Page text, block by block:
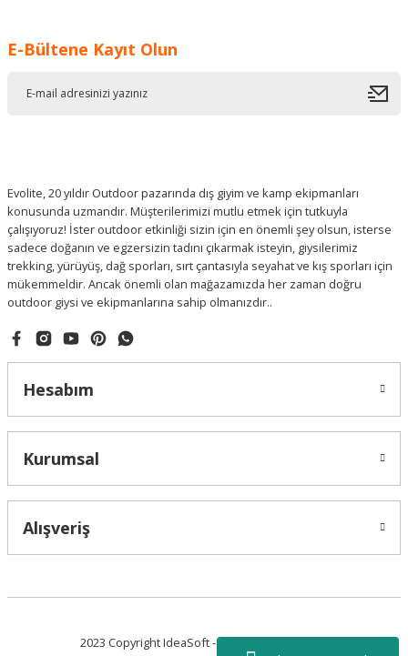
E-Bültene Kayıt Olun
Evolite, 20 yıldır Outdoor pazarında dış giyim ve kamp ekipmanları
konusunda uzmandır. Müşterilerimizi mutlu etmek için tutkuyla
çalışıyoruz! İster outdoor etkinliği sizin için en önemli şey olsun, isterse
sadece doğanın ve egzersizin tadını çıkarmak isteyin, giysilerimiz
trekking, yürüyüş, dağ sporları, sırt çantasıyla seyahat ve kış sporları için
mükemmeldir. Ancak önemli olan mağazamızda her zaman doğru
outdoor giysi ve ekipmanlarına sahip olmanızdır..
Hesabım
Kurumsal
Alışveriş
2023 Copyright IdeaSoft - Tüm Hakları Saklıdır.